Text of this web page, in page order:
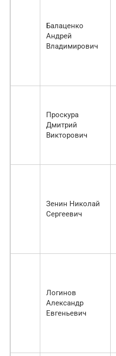
Балаценко
Андрей
Владимирович
Проскура
Дмитрий
Викторович
Зенин Николай
Сергеевич
Логинов
Александр
Евгеньевич